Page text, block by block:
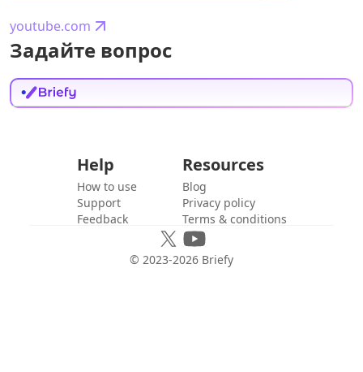
youtube.com
Задайте вопрос
Help
How to use
Support
Feedback
Resources
Blog
Privacy policy
Terms & conditions
© 2023-2026 Briefy